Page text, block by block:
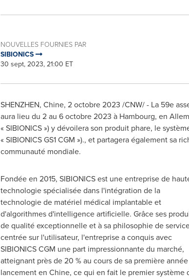
NOUVELLES FOURNIES PAR
SIBIONICS
30 sept, 2023, 21:00 ET
SHENZHEN, Chine, 2 octobre 2023 /CNW/ - La 59e
aura lieu du 2 au 6 octobre 2023 à Hambourg, en
« SIBIONICS ») y dévoilera son produit phare, le
« SIBIONICS GS1 CGM »)., et partagera également
communauté mondiale.
Fondée en 2015, SIBIONICS est une entreprise de
technologie spécialisée dans l'intégration de la
technologie de matériel médical implantable et
d'algorithmes d'intelligence artificielle. Grâce ses
de qualité exceptionnelle et à sa philosophie de
centrée sur l'utilisateur, l'entreprise a conquis avec
SIBIONICS CGM une part impressionnante du marché,
atteignant près de 20 % au cours de sa première
lancement en Chine, ce qui en fait le premier système